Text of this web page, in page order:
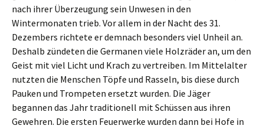
nach ihrer Überzeugung sein Unwesen in den
Wintermonaten trieb. Vor allem in der Nacht des 31.
Dezembers richtete er demnach besonders viel Unheil an.
Deshalb zündeten die Germanen viele Holzräder an, um den
Geist mit viel Licht und Krach zu vertreiben. Im Mittelalter
nutzten die Menschen Töpfe und Rasseln, bis diese durch
Pauken und Trompeten ersetzt wurden. Die Jäger
begannen das Jahr traditionell mit Schüssen aus ihren
Gewehren. Die ersten Feuerwerke wurden dann bei Hofe in